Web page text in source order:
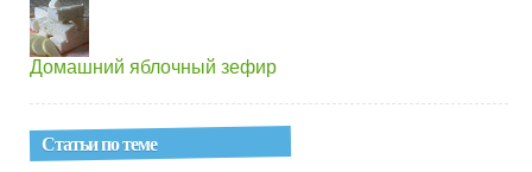
Домашний яблочный зефир
Статьи по теме